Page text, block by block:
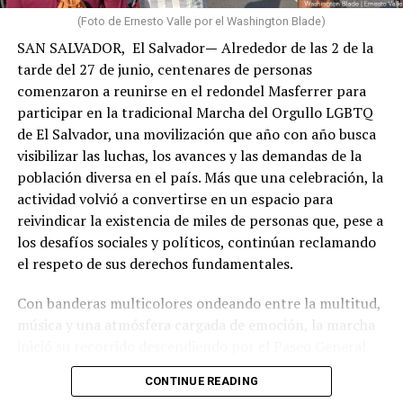
algunas de estas localidades registraron daños
estructurales de menor magnitud que las zonas más
devastadas, sus habitantes también vieron alterada su
vida cotidiana por la interrupción de servicios, las
dificultades de acceso y la profunda interdependencia
social, económica y comunitaria que caracteriza a La
Guaira.
Algunos miembros de mi comunidad también habían
fallecido. Entre ellos estaban dos hombres gays a
quienes conocía. Sus nombres me recordaron que detrás
de cada cifra existen historias, afectos y proyectos de
vida. También me hicieron pensar en todas aquellas
personas cuyas vidas y muertes difícilmente ocuparán
un titular, especialmente quienes durante años vivieron
que las emergencias nunca afectan a todas las personas
(Foto de Ernesto Valle por el Washington Blade)
SAN SALVADOR, El Salvador— Alrededor de las 2 de la
tarde del 27 de junio, centenares de personas
comenzaron a reunirse en el redondel Masferrer para
participar en la tradicional Marcha del Orgullo LGBTQ
de El Salvador, una movilización que año con año busca
visibilizar las luchas, los avances y las demandas de la
población diversa en el país. Más que una celebración, la
actividad volvió a convertirse en un espacio para
reivindicar la existencia de miles de personas que, pese a
los desafíos sociales y políticos, continúan reclamando
el respeto de sus derechos fundamentales.
Con banderas multicolores ondeando entre la multitud,
música y una atmósfera cargada de emoción, la marcha
Escalón, atravesando las Fuentes Beethoven y la plaza El
Salvador del Mundo hasta concluir en las inmediaciones
CONTINUE READING